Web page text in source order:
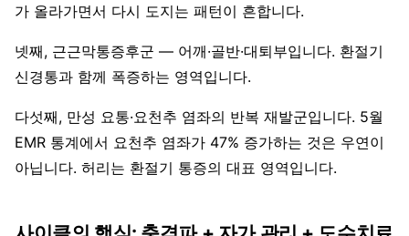
가 올라가면서 다시 도지는 패턴이 흔합니다.
넷째, 근근막통증후군 — 어깨·골반·대퇴부입니다. 환절기
신경통과 함께 폭증하는 영역입니다.
다섯째, 만성 요통·요천추 염좌의 반복 재발군입니다. 5월
EMR 통계에서 요천추 염좌가 47% 증가하는 것은 우연이
아닙니다. 허리는 환절기 통증의 대표 영역입니다.